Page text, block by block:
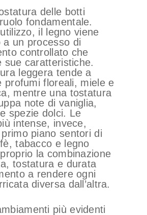
delle botti
fondamentale.
il legno viene
a un processo di
controllato che
sue caratteristiche.
leggera tende a
profumi floreali, miele e
mentre una tostatura
note di vaniglia,
spezie dolci. Le
intense, invece,
piano sentori di
tabacco e legno
la combinazione
tostatura e durata
a rendere ogni
diversa dall’altra.
più evidenti